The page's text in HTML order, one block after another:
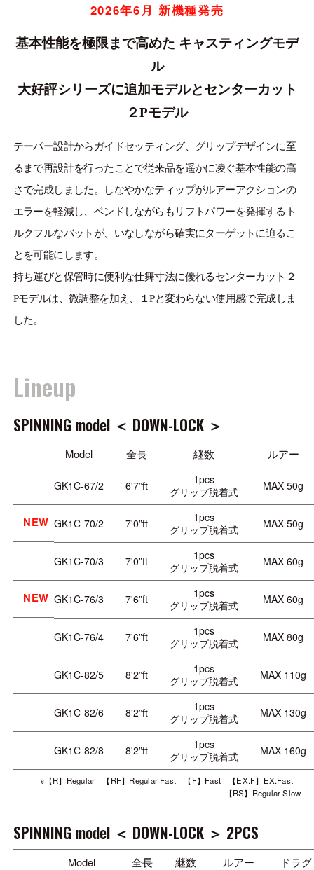
CATALOGUE
MAJOR CRAFT FACTORY
2026年6月 新機種発売
基本性能を極限まで高めた キャスティングモデ
ル
大好評シリーズに追加モデルとセンターカット
２Pモデル
テーパー設計からガイドセッティング、グリップデザインに至
るまで再設計を行ったことで従来品を遥かに凌ぐ基本性能の高
さで完成しました。しなやかなティップがルアーアクションの
エラーを軽減し、ベンドしながらもリフトパワーを発揮するト
ルクフルなバットが、いなしながら確実にターゲットに迫るこ
とを可能にします。
持ち運びと保管時に便利な仕舞寸法に優れるセンターカット２
Pモデルは、微調整を加え、１Pと変わらない使用感で完成しま
した。
Lineup
SPINNING model ＜ DOWN-LOCK ＞
Model 全長 継数 ルアー
GK1C-67/2 6'7”ft
1pcs
グリップ脱着式
MAX 50g
NEW GK1C-70/2 7'0”ft
1pcs
グリップ脱着式
MAX 50g
GK1C-70/3 7'0”ft
1pcs
グリップ脱着式
MAX 60g
NEW GK1C-76/3 7'6”ft
1pcs
グリップ脱着式
MAX 60g
GK1C-76/4 7'6”ft
1pcs
グリップ脱着式
MAX 80g
GK1C-82/5 8'2”ft
1pcs
グリップ脱着式
MAX 110g
GK1C-82/6 8'2”ft
1pcs
グリップ脱着式
MAX 130g
GK1C-82/8 8'2”ft
1pcs
グリップ脱着式
MAX 160g
※【R】Regular 【RF】Regular Fast 【F】Fast 【EX.F】EX.Fast
【RS】Regular Slow
SPINNING model ＜ DOWN-LOCK ＞ 2PCS
Model 全長 継数 ルアー ドラグ